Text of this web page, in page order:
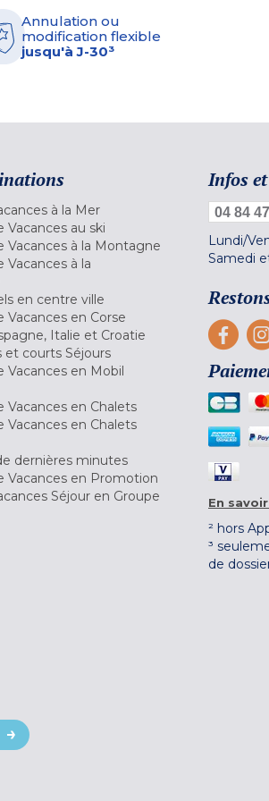
Annulation ou
modification flexible
jusqu'à J-30³
à la Mer
Vacances au ski
Vacances à la Montagne
Vacances à la
en centre ville
Vacances en Corse
Italie et Croatie
et courts Séjours
Vacances en Mobil
Vacances en Chalets
Vacances en Chalets
dernières minutes
Vacances en Promotion
Séjour en Groupe
Infos
04 84
Lundi/
Samedi
En
² hors
³
de